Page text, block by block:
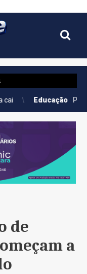
Prouni abre
de
a